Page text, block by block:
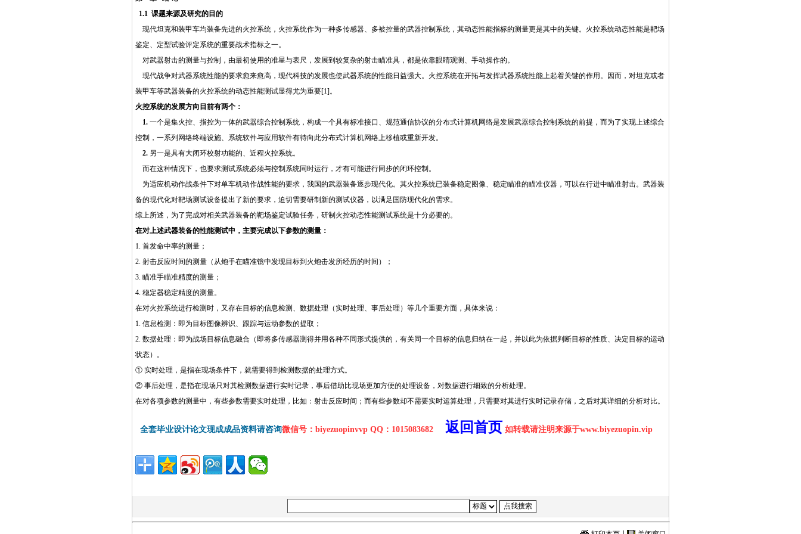
1.1 课题来源及研究的目的
现代坦克和装甲车均装备先进的火控系统， 火控系统作为一种多传感器、多被控量的武器控制系统，其动态性能指标的测量更是其中的关键。火控系统动态性能是靶场
鉴定、定型试验评定系统的重要战术指标之一。
对武器射击的测量与控制，由最初使用的准星与表尺，发展到较复杂的射击瞄准具，都是依靠眼睛观测、手动操作的。
现代战争对武器系统性能的要求愈来愈高，现代科技的发展也使武器系统的性能日益强大。火控系统在开拓与发挥武器系统性能上起着关键的作用。因而，对坦克或者
装甲车等武器装备的火控系统的动态性能测试显得尤为重要[1]。
火控系统的发展方向目前有两个：
1.一个是集火控、指控为一体的武器综合控制系统，构成一个具有标准接口、规范通信协议的分布式计算机网络是发展武器综合控制系统的前提，而为了实现上述综合
控制，一系列网络终端设施、系统软件与应用软件有待向此分布式计算机网络上移植或重新开发。
2.另一是具有大闭环校射功能的、近程火控系统。
而在这种情况下，也要求测试系统必须与控制系统同时运行，才有可能进行同步的闭环控制。
为适应机动作战条件下对单车机动作战性能的要求，我国的武器装备逐步现代化。其火控系统已装备稳定图像、稳定瞄准的瞄准仪器，可以在行进中瞄准射击。武器装
备的现代化对靶场测试设备提出了新的要求，迫切需要研制新的测试仪器，以满足国防现代化的需求。
综上所述，为了完成对相关武器装备的靶场鉴定试验任务，研制火控动态性能测试系统是十分必要的。
在对上述武器装备的性能测试中，主要完成以下参数的测量：
1. 首发命中率的测量；
2. 射击反应时间的测量（从炮手在瞄准镜中发现目标到火炮击发所经历的时间）；
3. 瞄准手瞄准精度的测量；
4. 稳定器稳定精度的测量。
在对火控系统进行检测时，又存在目标的信息检测、数据处理（实时处理、事后处理）等几个重要方面，具体来说：
1. 信息检测：即为目标图像辨识、跟踪与运动参数的提取；
2. 数据处理：即为战场目标信息融合（即将多传感器测得并用各种不同形式提供的，有关同一个目标的信息归纳在一起，并以此为依据判断目标的性质、决定目标的运动
状态）。
① 实时处理，是指在现场条件下，就需要得到检测数据的处理方式。
② 事后处理，是指在现场只对其检测数据进行实时记录，事后借助比现场更加方便的处理设备，对数据进行细致的分析处理。
在对各项参数的测量中，有些参数需要实时处理，比如：射击反应时间；而有些参数却不需要实时运算处理，只需要对其进行实时记录存储，之后对其详细的分析对比。
全套毕业设计论文现成成品资料请咨询微信号：biyezuopinvvp QQ：1015083682 返回首页 如转载请注明来源于www.biyezuopin.vip